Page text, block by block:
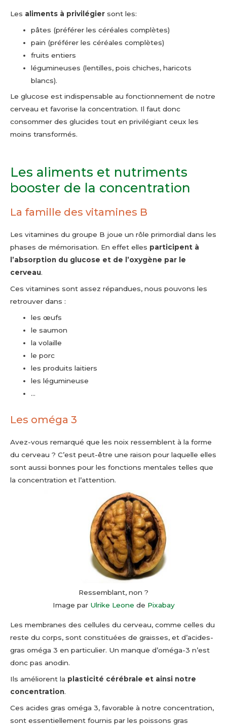
Les aliments à privilégier sont les:
pâtes (préférer les céréales complètes)
pain (préférer les céréales complètes)
fruits entiers
légumineuses (lentilles, pois chiches, haricots
blancs).
Le glucose est indispensable au fonctionnement de notre
cerveau et favorise la concentration. Il faut donc
consommer des glucides tout en privilégiant ceux les
moins transformés.
Les aliments et nutriments
booster de la concentration
La famille des vitamines B
Les vitamines du groupe B joue un rôle primordial dans les
phases de mémorisation. En effet elles participent à
l’absorption du glucose et de l’oxygène par le
cerveau.
Ces vitamines sont assez répandues, nous pouvons les
retrouver dans :
les œufs
le saumon
la volaille
le porc
les produits laitiers
les légumineuse
…
Les oméga 3
Avez-vous remarqué que les noix ressemblent à la forme
du cerveau ? C’est peut-être une raison pour laquelle elles
sont aussi bonnes pour les fonctions mentales telles que
la concentration et l’attention.
Ressemblant, non ?
Image par Ulrike Leone de Pixabay
Les membranes des cellules du cerveau, comme celles du
reste du corps, sont constituées de graisses, et d’acides-
gras oméga 3 en particulier. Un manque d’oméga-3 n’est
donc pas anodin.
Ils améliorent la plasticité cérébrale et ainsi notre
concentration.
Ces acides gras oméga 3, favorable à notre concentration,
sont essentiellement fournis par les poissons gras